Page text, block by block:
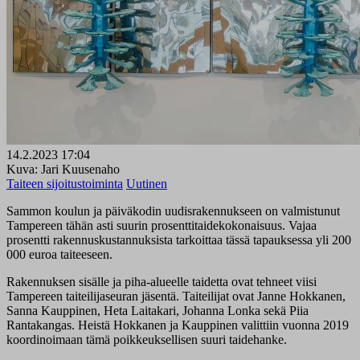
14.2.2023 17:04
Kuva: Jari Kuusenaho
Taiteen sijoitustoiminta Uutinen
Sammon koulun ja päiväkodin uudisrakennukseen on valmistunut
Tampereen tähän asti suurin prosenttitaidekokonaisuus. Vajaa
prosentti rakennuskustannuksista tarkoittaa tässä tapauksessa yli 200
000 euroa taiteeseen.
Rakennuksen sisälle ja piha-alueelle taidetta ovat tehneet viisi
Tampereen taiteilijaseuran jäsentä. Taiteilijat ovat Janne Hokkanen,
Sanna Kauppinen, Heta Laitakari, Johanna Lonka sekä Piia
Rantakangas. Heistä Hokkanen ja Kauppinen valittiin vuonna 2019
koordinoimaan tämä poikkeuksellisen suuri taidehanke.